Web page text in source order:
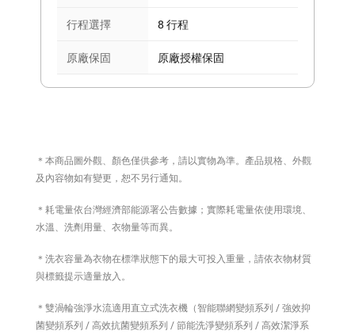
行程選擇 8 行程
原廠保固 原廠授權保固
＊本商品圖外觀、顏色僅供參考，請以實物為準。產品規格、外觀
及內容物如有變更，恕不另行通知。
＊耗電量依台灣經濟部能源署公告數據；實際耗電量依使用環境、
水溫、洗劑用量、衣物量等而異。
＊洗衣容量為衣物在標準狀態下的最大可投入重量，請依衣物材質
與標籤提示適量放入。
＊雙渦輪強淨水流適用直立式洗衣機（智能聯網變頻系列 / 強效抑
菌變頻系列 / 高效抗菌變頻系列 / 節能洗淨變頻系列 / 高效潔淨系